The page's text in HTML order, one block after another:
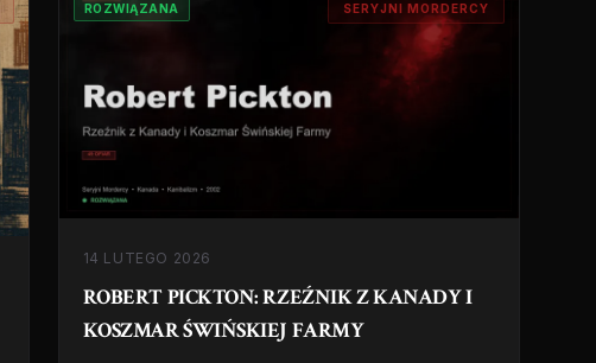
ROZWIĄZANA SERYJNI MORDERCY
14 LUTEGO 2026
ROBERT PICKTON: RZEŹNIK Z KANADY I
KOSZMAR ŚWIŃSKIEJ FARMY